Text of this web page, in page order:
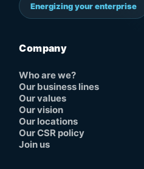
Energizing your enterprise
Company
Who are we?
Our business lines
Our values
Our vision
Our locations
Our CSR policy
Join us